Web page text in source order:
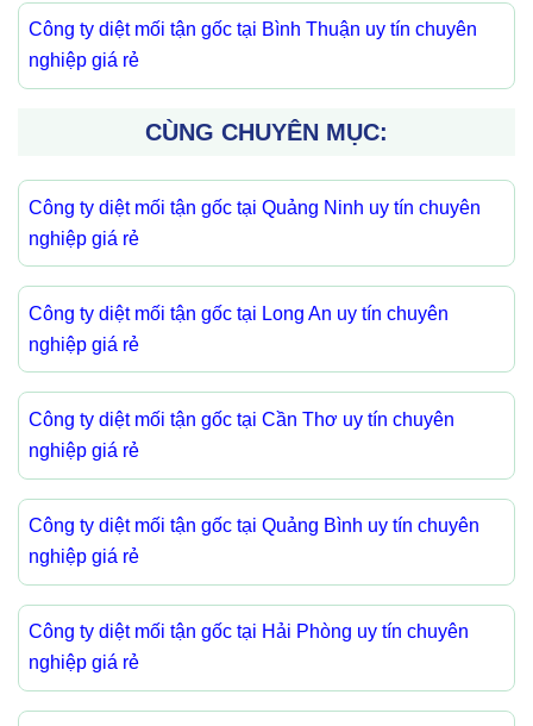
Công ty diệt mối tận gốc tại Bình Thuận uy tín chuyên
nghiệp giá rẻ
CÙNG CHUYÊN MỤC:
Công ty diệt mối tận gốc tại Quảng Ninh uy tín chuyên
nghiệp giá rẻ
Công ty diệt mối tận gốc tại Long An uy tín chuyên
nghiệp giá rẻ
Công ty diệt mối tận gốc tại Cần Thơ uy tín chuyên
nghiệp giá rẻ
Công ty diệt mối tận gốc tại Quảng Bình uy tín chuyên
nghiệp giá rẻ
Công ty diệt mối tận gốc tại Hải Phòng uy tín chuyên
nghiệp giá rẻ